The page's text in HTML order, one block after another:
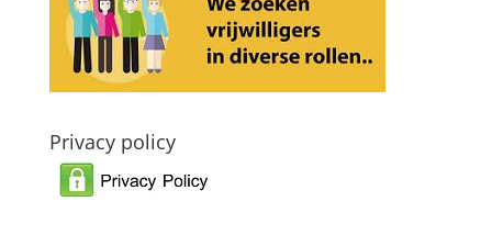
Privacy policy